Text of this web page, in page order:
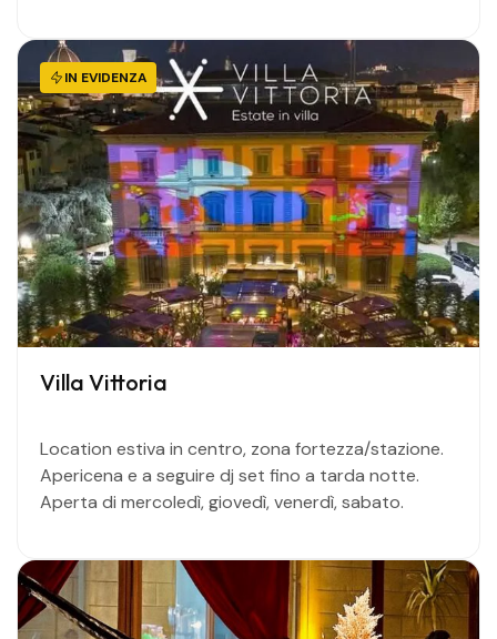
IN EVIDENZA
Villa Vittoria
Location estiva in centro, zona fortezza/stazione.
Apericena e a seguire dj set fino a tarda notte.
Aperta di mercoledì, giovedì, venerdì, sabato.